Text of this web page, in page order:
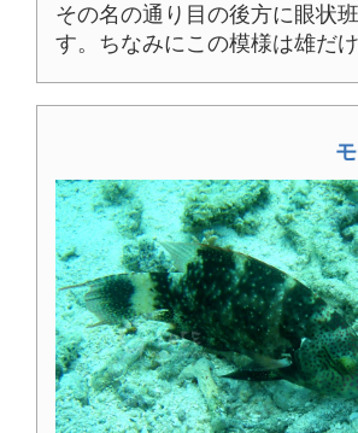
その名の通り目の後方に眼状
す。ちなみにこの模様は雄だけ